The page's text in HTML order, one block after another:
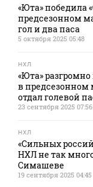
«Юта» победила
предсезонном
гол и два паса
5 октября 2025 05:48
НХЛ
«Юта»
в предсезонном
отдал голевой
23 сентября 2025 07:56
НХЛ
«Сильных
НХЛ не так
Симашеве
19 сентября 2025 04:45